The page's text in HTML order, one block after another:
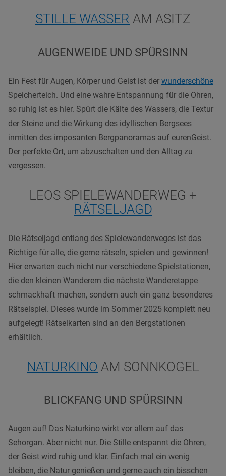
STILLE WASSER AM ASITZ
AUGENWEIDE UND SPÜRSINN
Ein Fest für Augen, Körper und Geist ist der wunderschöne
Speicherteich. Und eine wahre Entspannung für die Ohren,
so ruhig ist es hier. Spürt die Kälte des Wassers, die Textur
der Steine und die Wirkung des idyllischen Bergsees
inmitten des imposanten Bergpanoramas auf eurenGeist.
Der perfekte Ort, um abzuschalten und den Alltag zu
vergessen.
LEOS SPIELEWANDERWEG +
RÄTSELJAGD
Die Rätseljagd entlang des Spielewanderweges ist das
Richtige für alle, die gerne rätseln, spielen und gewinnen!
Hier erwarten euch nicht nur verschiedene Spielstationen,
die den kleinen Wanderern die nächste Wanderetappe
schmackhaft machen, sondern auch ein ganz besonderes
Rätselspiel. Dieses wurde im Sommer 2025 komplett neu
aufgelegt! Rätselkarten sind an den Bergstationen
erhältlich.
NATURKINO AM SONNKOGEL
BLICKFANG UND SPÜRSINN
Augen auf! Das Naturkino wirkt vor allem auf das
Sehorgan. Aber nicht nur. Die Stille entspannt die Ohren,
der Geist wird ruhig und klar. Einfach mal ein wenig
bleiben, die Natur genießen und gerne auch ein bisschen